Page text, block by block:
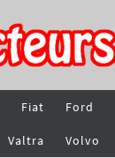
Fiat Ford
Valtra Volvo